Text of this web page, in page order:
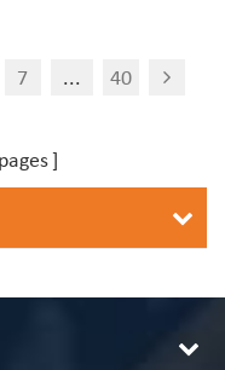
7 ... 40
pages